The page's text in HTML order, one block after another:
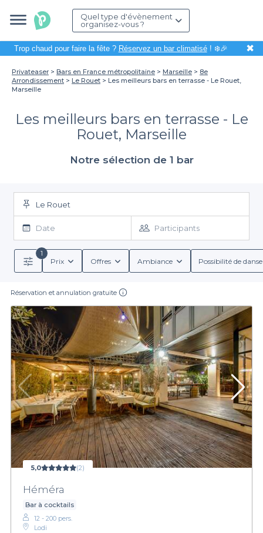
Quel type d'évènement
organisez-vous ?
Trop chaud pour faire la fête ? Réservez un bar climatisé! ❄️🎉 ✖
Privateaser Bars en France métropolitaine Marseille
8e
Arrondissement
Le Rouet
Les meilleurs bars en terrasse - Le Rouet,
Marseille
Les meilleurs bars en terrasse - Le
Rouet, Marseille
Notre sélection de 1 bar
Le Rouet
Date Participants
1
Prix
Offres Ambiance Possibilité de
Réservation et annulation gratuite
5,0 (2)
Héméra
Bar à cocktails
12 - 200 pers.
Lodi